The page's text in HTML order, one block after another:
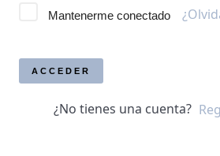
Mantenerme conectado
ACCEDER
¿No tienes una cuenta?